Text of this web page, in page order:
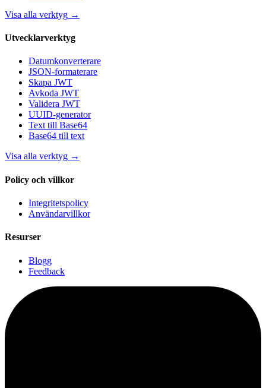
Visa alla verktyg →
Utvecklarverktyg
Datumkonverterare
JSON-formaterare
Skapa JWT
Avkoda JWT
Validera JWT
UUID-generator
Text till Base64
Base64 till text
Visa alla verktyg →
Policy och villkor
Integritetspolicy
Användarvillkor
Resurser
Blogg
Feedback